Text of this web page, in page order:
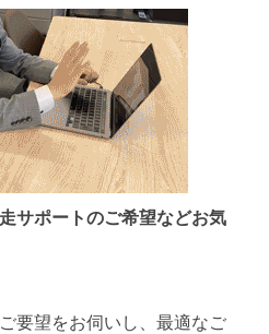
サポートのご希望などお気
要望をお伺いし、最適なご